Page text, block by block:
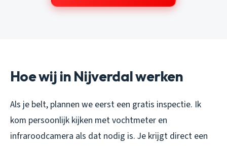
Hoe wij in Nijverdal werken
Als je belt, plannen we eerst een gratis inspectie. Ik
kom persoonlijk kijken met vochtmeter en
infraroodcamera als dat nodig is. Je krijgt direct een